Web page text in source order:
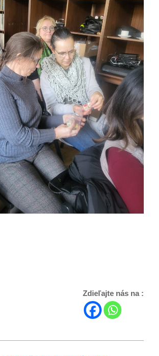
Zdieľajte nás na :